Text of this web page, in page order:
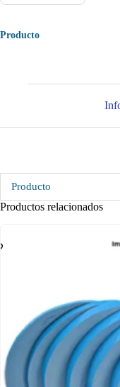
Producto
Producto
Productos relacionados